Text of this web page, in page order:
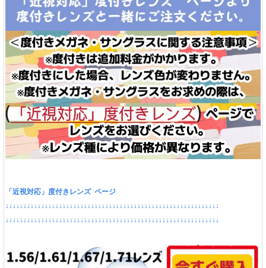
「近視対応」度付きレンズ ページ
↓↓↓↓↓↓↓↓↓↓↓↓↓↓↓↓↓↓↓↓↓↓↓↓↓↓↓↓↓↓↓↓↓↓↓↓↓↓↓↓↓↓↓↓↓↓↓↓↓↓↓↓↓↓↓↓↓↓↓↓
↓↓↓↓↓↓↓↓↓↓↓↓↓↓↓↓↓↓↓↓↓↓↓↓↓↓↓↓↓↓↓↓↓↓↓↓↓↓↓↓↓↓↓↓↓↓↓↓↓↓↓↓↓↓↓↓↓↓↓↓